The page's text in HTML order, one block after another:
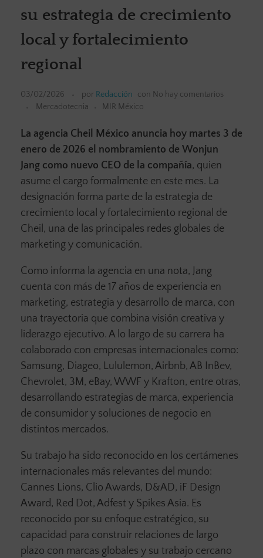
su estrategia de crecimiento
local y fortalecimiento
regional
03/02/2026 por Redacción con No hay comentarios
Mercadotecnia
MIR México
La agencia Cheil México anuncia hoy martes 3 de
enero de 2026 el nombramiento de Wonjun
Jang como nuevo CEO de la compañía, quien
asume el cargo formalmente en este mes. La
designación forma parte de la estrategia de
crecimiento local y fortalecimiento regional de
Cheil, una de las principales redes globales de
marketing y comunicación.
Como informa la agencia en una nota, Jang
cuenta con más de 17 años de experiencia en
marketing, estrategia y desarrollo de marca, con
una trayectoria que combina visión creativa y
liderazgo ejecutivo. A lo largo de su carrera ha
colaborado con empresas internacionales como:
Samsung, Diageo, Lululemon, Airbnb, AB InBev,
Chevrolet, 3M, eBay, WWF y Krafton, entre otras,
desarrollando estrategias de marca, experiencia
de consumidor y soluciones de negocio en
distintos mercados.
Su trabajo ha sido reconocido en los certámenes
internacionales más relevantes del mundo:
Cannes Lions, Clio Awards, D&AD, iF Design
Award, Red Dot, Adfest y Spikes Asia. Es
reconocido por su enfoque estratégico, su
capacidad para construir relaciones de largo
plazo con marcas globales y su trabajo cercano